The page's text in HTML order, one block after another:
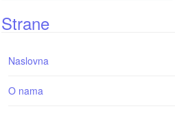
Strane
Naslovna
O nama